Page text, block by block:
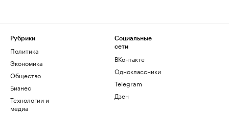
Рубрики
Политика
Экономика
Общество
Бизнес
Технологии и
медиа
Социальные
сети
ВКонтакте
Одноклассники
Telegram
Дзен